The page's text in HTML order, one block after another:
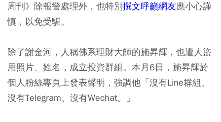
周刊》除報警處理外，也特別撰文呼籲網友應小心謹
慎，以免受騙。
除了謝金河，人稱佛系理財大師的施昇輝，也遭人盜
用照片、姓名，成立投資群組。本月6日，施昇輝於
個人粉絲專頁上發表聲明，強調他 「沒有Line群組、
沒有Telegram、沒有Wechat。」